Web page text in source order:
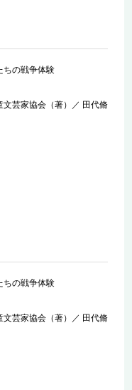
ちの戦争体験
文芸家協会（著） ／ 田代脩
ちの戦争体験
文芸家協会（著） ／ 田代脩